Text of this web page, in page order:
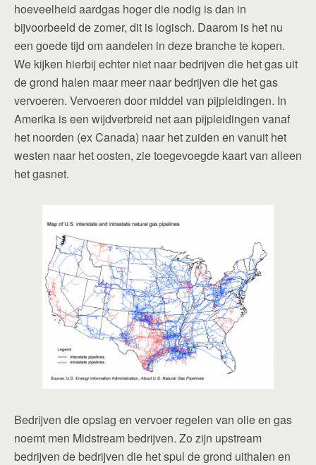
hoeveelheid aardgas hoger die nodig is dan in
bijvoorbeeld de zomer, dit is logisch. Daarom is het nu
een goede tijd om aandelen in deze branche te kopen.
We kijken hierbij echter niet naar bedrijven die het gas uit
de grond halen maar meer naar bedrijven die het gas
vervoeren. Vervoeren door middel van pijpleidingen. In
Amerika is een wijdverbreid net aan pijpleidingen vanaf
het noorden (ex Canada) naar het zuiden en vanuit het
westen naar het oosten, zie toegevoegde kaart van alleen
het gasnet.
Bedrijven die opslag en vervoer regelen van olie en gas
noemt men Midstream bedrijven. Zo zijn upstream
bedrijven de bedrijven die het spul de grond uithalen en